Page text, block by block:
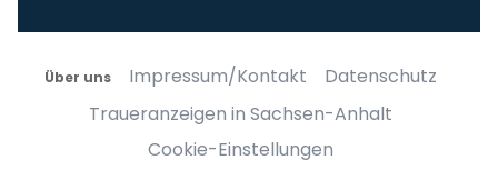
Über uns Impressum/Kontakt
Datenschutz
Traueranzeigen in Sachsen-Anhalt
Cookie-Einstellungen